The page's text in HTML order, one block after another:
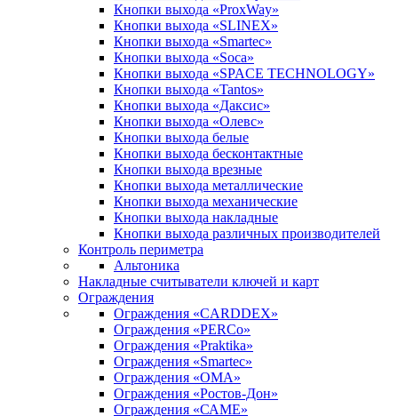
Кнопки выхода «ProxWay»
Кнопки выхода «SLINEX»
Кнопки выхода «Smartec»
Кнопки выхода «Soca»
Кнопки выхода «SPACE TECHNOLOGY»
Кнопки выхода «Tantos»
Кнопки выхода «Даксис»
Кнопки выхода «Олевс»
Кнопки выхода белые
Кнопки выхода бесконтактные
Кнопки выхода врезные
Кнопки выхода металлические
Кнопки выхода механические
Кнопки выхода накладные
Кнопки выхода различных производителей
Контроль периметра
Альтоника
Накладные считыватели ключей и карт
Ограждения
Ограждения «CARDDEX»
Ограждения «PERCo»
Ограждения «Praktika»
Ограждения «Smartec»
Ограждения «ОМА»
Ограждения «Ростов-Дон»
Ограждения «САМЕ»